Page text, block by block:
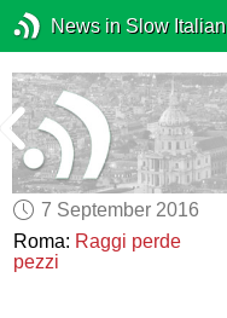
News in Slow Italian
7 September 2016
Roma: Raggi perde
pezzi